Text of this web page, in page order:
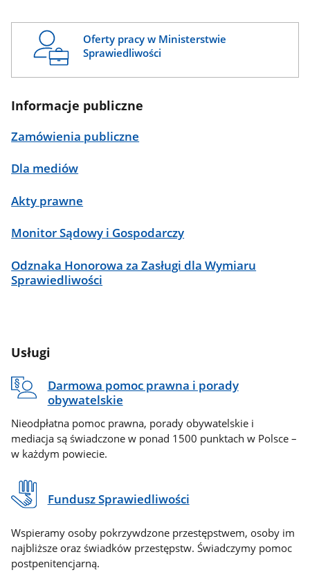
Oferty pracy w Ministerstwie
Sprawiedliwości
Informacje publiczne
Zamówienia publiczne
Dla mediów
Akty prawne
Monitor Sądowy i Gospodarczy
Odznaka Honorowa za Zasługi dla Wymiaru
Sprawiedliwości
Usługi
Darmowa pomoc prawna i porady
obywatelskie
Nieodpłatna pomoc prawna, porady obywatelskie i
mediacja są świadczone w ponad 1500 punktach w Polsce –
w każdym powiecie.
Fundusz Sprawiedliwości
Wspieramy osoby pokrzywdzone przestępstwem, osoby im
najbliższe oraz świadków przestępstw. Świadczymy pomoc
postpenitencjarną.